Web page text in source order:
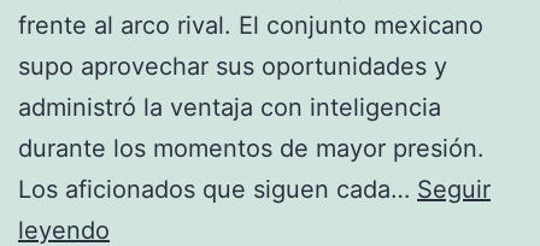
frente al arco rival. El conjunto mexicano
supo aprovechar sus oportunidades y
administró la ventaja con inteligencia
durante los momentos de mayor presión.
Los aficionados que siguen cada… Seguir
leyendo